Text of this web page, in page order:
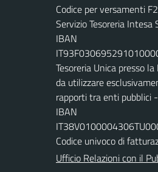
Codice per versamenti
Servizio Tesoreria Intesa
IBAN
Tesoreria Unica presso
da utilizzare
rapporti tra enti pubblici -
IBAN
Codice univoco di
Ufficio Relazioni con il